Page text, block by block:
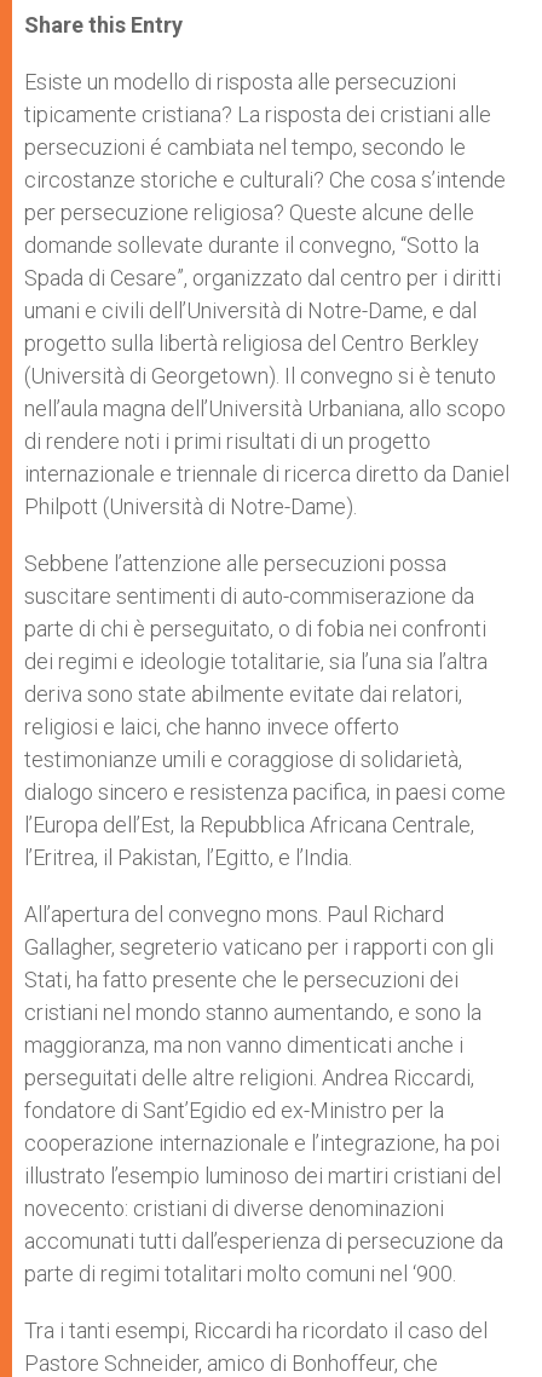
t
s
p
p
s
e
g
e
r
e
b
o
k
r
Share this Entry
Esiste un modello di risposta alle persecuzioni
tipicamente cristiana? La risposta dei cristiani alle
persecuzioni é cambiata nel tempo, secondo le
circostanze storiche e culturali? Che cosa s’intende
per persecuzione religiosa? Queste alcune delle
domande sollevate durante il convegno, “Sotto la
Spada di Cesare”, organizzato dal centro per i diritti
umani e civili dell’Università di Notre-Dame, e dal
progetto sulla libertà religiosa del Centro Berkley
(Università di Georgetown). Il convegno si è tenuto
nell’aula magna dell’Università Urbaniana, allo scopo
di rendere noti i primi risultati di un progetto
internazionale e triennale di ricerca diretto da Daniel
Philpott (Università di Notre-Dame).
Sebbene l’attenzione alle persecuzioni possa
suscitare sentimenti di auto-commiserazione da
parte di chi è perseguitato, o di fobia nei confronti
dei regimi e ideologie totalitarie, sia l’una sia l’altra
deriva sono state abilmente evitate dai relatori,
religiosi e laici, che hanno invece offerto
testimonianze umili e coraggiose di solidarietà,
dialogo sincero e resistenza pacifica, in paesi come
l’Europa dell’Est, la Repubblica Africana Centrale,
l’Eritrea, il Pakistan, l’Egitto, e l’India.
All’apertura del convegno mons. Paul Richard
Gallagher, segreterio vaticano per i rapporti con gli
Stati, ha fatto presente che le persecuzioni dei
cristiani nel mondo stanno aumentando, e sono la
maggioranza, ma non vanno dimenticati anche i
perseguitati delle altre religioni. Andrea Riccardi,
fondatore di Sant’Egidio ed ex-Ministro per la
cooperazione internazionale e l’integrazione, ha poi
illustrato l’esempio luminoso dei martiri cristiani del
novecento: cristiani di diverse denominazioni
accomunati tutti dall’esperienza di persecuzione da
parte di regimi totalitari molto comuni nel ‘900.
Tra i tanti esempi, Riccardi ha ricordato il caso del
Pastore Schneider, amico di Bonhoffeur, che